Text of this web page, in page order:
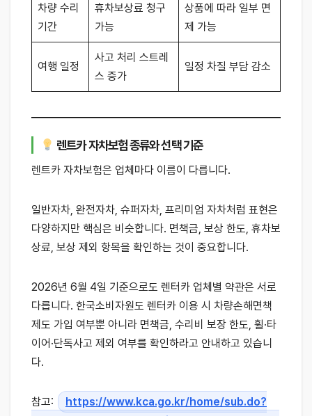
차량 수리
기간
휴차보상료 청구
가능
상품에 따라 일부 면
제 가능
여행 일정
사고 처리 스트레
스 증가
일정 차질 부담 감소
렌트카 자차보험 종류와 선택 기준
렌트카 자차보험은 업체마다 이름이 다릅니다.
일반자차, 완전자차, 슈퍼자차, 프리미엄 자차처럼 표현은
다양하지만 핵심은 비슷합니다. 면책금, 보상 한도, 휴차보
상료, 보상 제외 항목을 확인하는 것이 중요합니다.
2026년 6월 4일 기준으로도 렌터카 업체별 약관은 서로
다릅니다. 한국소비자원도 렌터카 이용 시 차량손해면책
제도 가입 여부뿐 아니라 면책금, 수리비 보장 한도, 휠·타
이어·단독사고 제외 여부를 확인하라고 안내하고 있습니
다.
참고:
https://www.kca.go.kr/home/sub.do?